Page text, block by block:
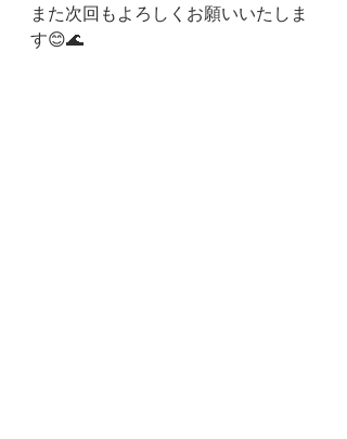
また次回もよろしくお願いいたしま
す😊🌊